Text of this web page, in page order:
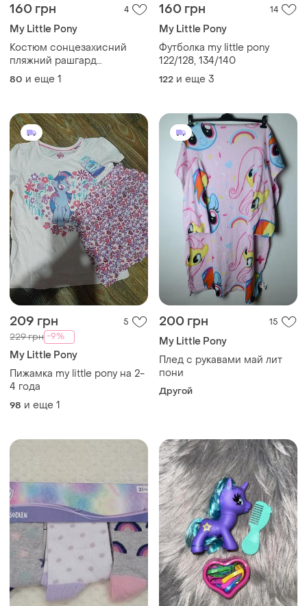
160 грн 4
My Little Pony
Костюм сонцезахисний
пляжний рашгард
купальник 74/80 my little
pony
80 и еще 1
160 грн 14
My Little Pony
Футболка my little pony
122/128, 134/140
122 и еще 3
209 грн 5
229 грн -9%
My Little Pony
Пижамка my little pony на 2-
4 года
98 и еще 1
200 грн 15
My Little Pony
Плед с рукавами май лит
пони
Другой